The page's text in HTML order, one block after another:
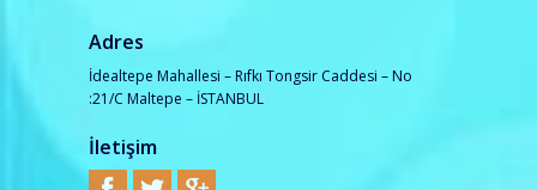
Adres
İdealtepe Mahallesi – Rıfkı Tongsir Caddesi – No
:21/C Maltepe – İSTANBUL
İletişim